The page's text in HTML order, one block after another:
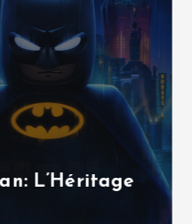
| Returnal, en